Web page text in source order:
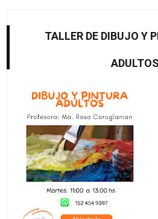
TALLER DE DIBUJO Y
ADULTOS